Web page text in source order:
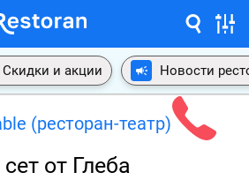
Скидки и акции Новости
(ресторан-театр)
от Глеба